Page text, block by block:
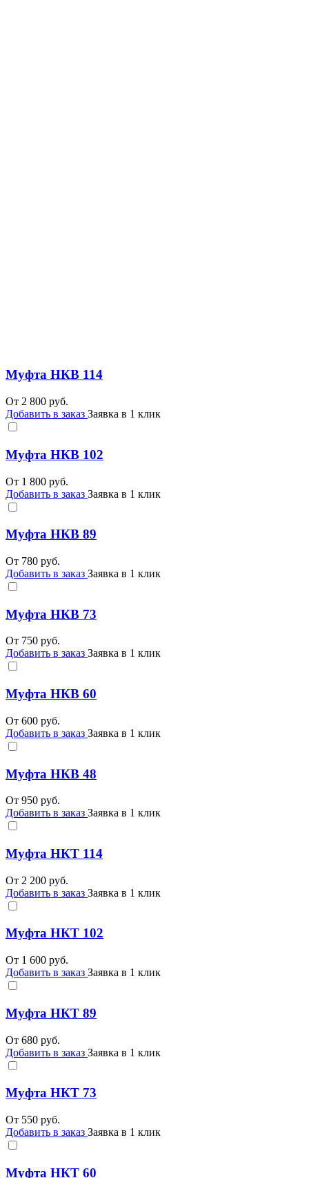
Муфта НКВ 114
От 2 800 руб.
Добавить в заказ Заявка в 1 клик
Муфта НКВ 102
От 1 800 руб.
Добавить в заказ Заявка в 1 клик
Муфта НКВ 89
От 780 руб.
Добавить в заказ Заявка в 1 клик
Муфта НКВ 73
От 750 руб.
Добавить в заказ Заявка в 1 клик
Муфта НКВ 60
От 600 руб.
Добавить в заказ Заявка в 1 клик
Муфта НКВ 48
От 950 руб.
Добавить в заказ Заявка в 1 клик
Муфта НКТ 114
От 2 200 руб.
Добавить в заказ Заявка в 1 клик
Муфта НКТ 102
От 1 600 руб.
Добавить в заказ Заявка в 1 клик
Муфта НКТ 89
От 680 руб.
Добавить в заказ Заявка в 1 клик
Муфта НКТ 73
От 550 руб.
Добавить в заказ Заявка в 1 клик
Муфта НКТ 60